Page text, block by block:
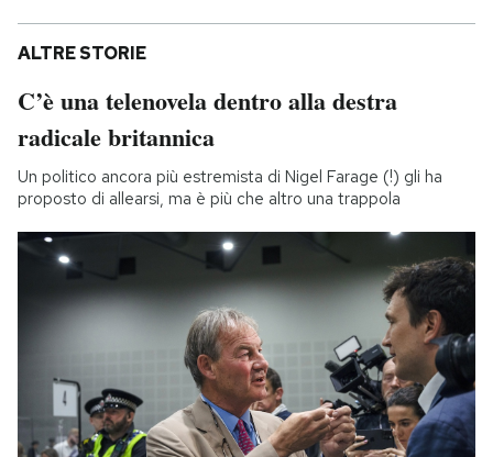
ALTRE STORIE
C’è una telenovela dentro alla destra
radicale britannica
Un politico ancora più estremista di Nigel Farage (!) gli ha
proposto di allearsi, ma è più che altro una trappola